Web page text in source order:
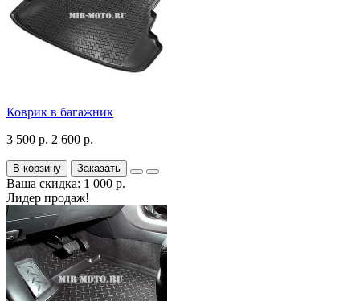
Коврик в багажник
3 500 р. 2 600 р.
В корзину Заказать
Ваша скидка: 1 000 р.
Лидер продаж!